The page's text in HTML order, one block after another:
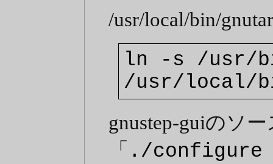
/usr/local/bin/
ln -s /usr/
/usr/local/
gnustep-guiのソ
「 ./configure